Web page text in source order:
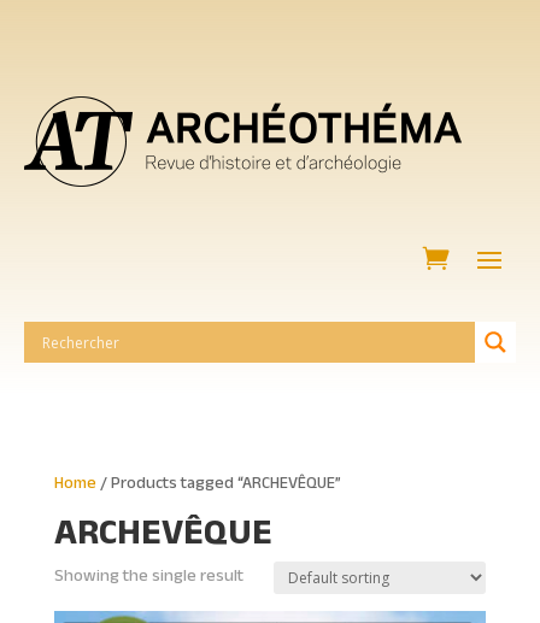
Home / Products tagged “ARCHEVÊQUE”
ARCHEVÊQUE
Showing the single result